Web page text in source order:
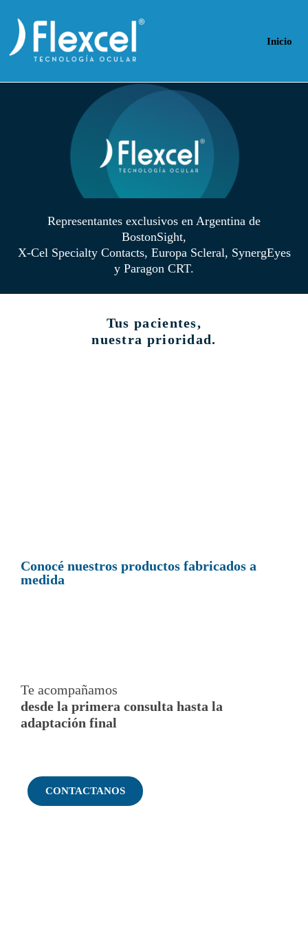
Inicio
Representantes exclusivos en Argentina de
BostonSight,
X-Cel Specialty Contacts, Europa Scleral, SynergEyes
y Paragon CRT.
Tus pacientes,
nuestra prioridad.
Conocé nuestros productos fabricados a
medida
Te acompañamos
desde la primera consulta hasta la
adaptación final
CONTACTANOS